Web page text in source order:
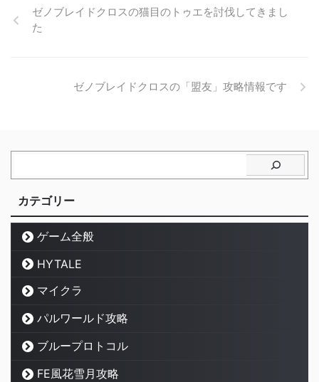
ゼノブレイドクロスの猫目のトゥエを討伐してきまし
た
ゼノブレイドクロスの「盟友」攻略情報です
カテゴリー
ゲーム全般
HYTALE
マイクラ
パルワールド攻略
ブループロトコル
FE風花雪月攻略